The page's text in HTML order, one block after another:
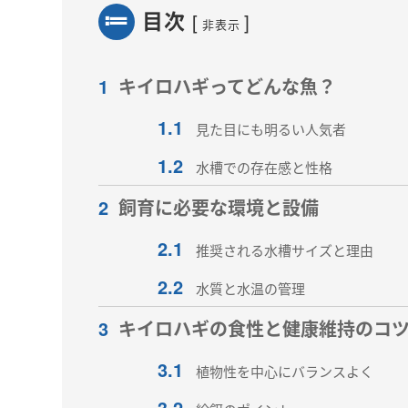
目次 [ 非表示 ]
1 キイロハギってどんな魚？
1.1
見た目にも明るい人気者
1.2 水槽での存在感と性格
2 飼育に必要な環境と設備
2.1
推奨される水槽サイズと理由
2.2 水質と水温の管理
3 キイロハギの食性と健康維持のコ
3.1
植物性を中心にバランスよく